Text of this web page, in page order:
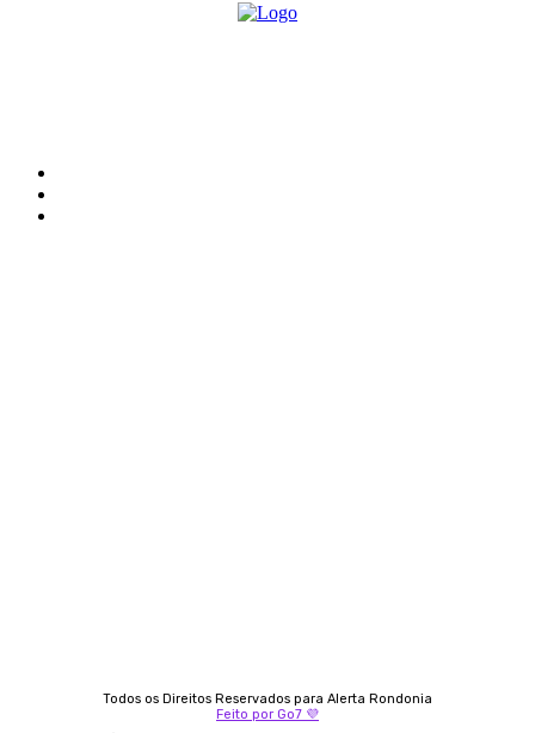
Todos os Direitos Reservados para Alerta Rondonia
Feito por Go7 💜